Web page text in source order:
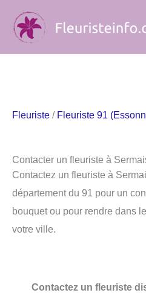
contenu
Fleuriste / Fleuriste 91
Contacter un fleuriste à
Contactez un fleuriste à
département du 91 pour un
bouquet ou pour rendre dans
votre ville.
Contactez un fleuriste